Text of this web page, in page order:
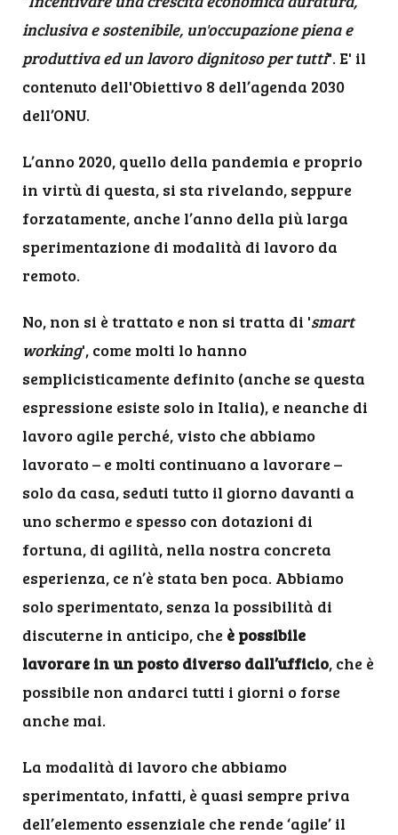
inclusiva e sostenibile, un'occupazione piena e
produttiva ed un lavoro dignitoso per tutti". E' il
contenuto dell'Obiettivo 8 dell’agenda 2030
dell’ONU.
L’anno 2020, quello della pandemia e proprio
in virtù di questa, si sta rivelando, seppure
forzatamente, anche l’anno della più larga
sperimentazione di modalità di lavoro da
remoto.
No, non si è trattato e non si tratta di 'smart
working', come molti lo hanno
semplicisticamente definito (anche se questa
espressione esiste solo in Italia), e neanche di
lavoro agile perché, visto che abbiamo
lavorato – e molti continuano a lavorare –
solo da casa, seduti tutto il giorno davanti a
uno schermo e spesso con dotazioni di
fortuna, di agilità, nella nostra concreta
esperienza, ce n’è stata ben poca. Abbiamo
solo sperimentato, senza la possibilità di
discuterne in anticipo, che è possibile
lavorare in un posto diverso dall’ufficio, che è
possibile non andarci tutti i giorni o forse
anche mai.
La modalità di lavoro che abbiamo
sperimentato, infatti, è quasi sempre priva
dell’elemento essenziale che rende ‘agile’ il